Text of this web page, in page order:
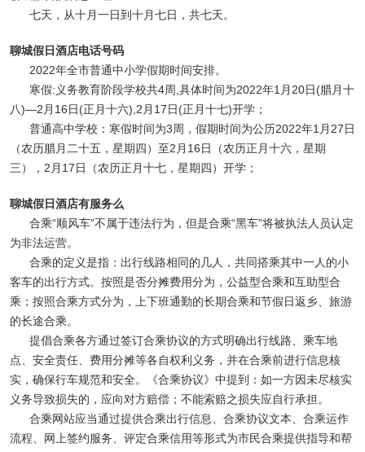
七天，从十月一日到十月七日，共七天。
聊城假日酒店电话号码
2022年全市普通中小学假期时间安排。
寒假:义务教育阶段学校共4周,具体时间为2022年1月20日(腊月十
八)—2月16日(正月十六),2月17日(正月十七)开学；
普通高中学校：寒假时间为3周，假期时间为公历2022年1月27日
（农历腊月二十五，星期四）至2月16日（农历正月十六，星期
三），2月17日（农历正月十七，星期四）开学；
聊城假日酒店有服务么
合乘“顺风车”不属于违法行为，但是合乘“黑车”将被执法人员认定
为非法运营。
合乘的定义是指：出行线路相同的几人，共同搭乘其中一人的小
客车的出行方式。按照是否分摊费用分为，公益型合乘和互助型合
乘；按照合乘方式分为，上下班通勤的长期合乘和节假日返乡、旅游
的长途合乘。
提倡合乘各方通过签订合乘协议的方式明确出行线路、乘车地
点、安全责任、费用分摊等各自权利义务，并在合乘前进行信息核
实，确保行车规范和安全。《合乘协议》中提到：如一方因未尽核实
义务导致损失的，应向对方赔偿；不能索赔之损失应自行承担。
合乘网站应当通过提供合乘出行信息、合乘协议文本、合乘运作
流程、网上签约服务、评定合乘信用等形式为市民合乘提供指导和帮